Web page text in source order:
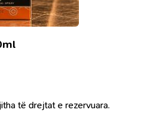
të drejtat e rezervuara.